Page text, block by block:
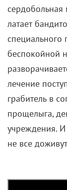
латает
беспокойной
лечение
грабитель в
прощелыга,
учреждения. И
не все